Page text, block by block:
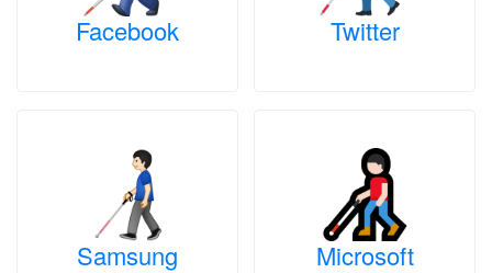
Facebook Twitter
Samsung Microsoft